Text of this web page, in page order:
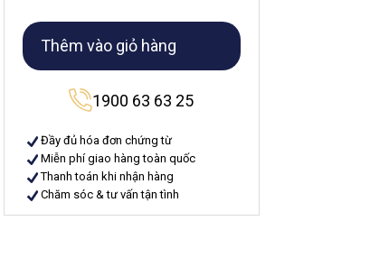
Thêm vào giỏ hàng
1900 63 63 25
Đầy đủ hóa đơn chứng từ
Miễn phí giao hàng toàn quốc
Thanh toán khi nhận hàng
Chăm sóc & tư vấn tận tình